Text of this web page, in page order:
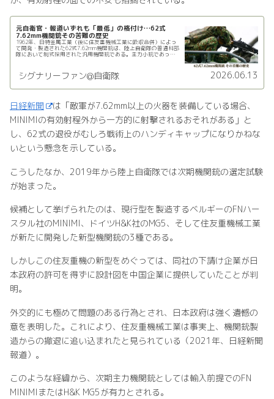
元自衛官・報道いずれも「最低」の格付け…62式
7.62mm機関銃その苦難の歴史
1962年、日特金属工業（後に住友重機械工業に吸収合併）によっ
て開発・製造された62式7.62mm機関銃は、陸上自衛隊の普通科部
隊において制式採用された汎用機関銃である。主力小銃であった
シグナリーファン@自衛隊 2026.06.13
日経新聞
は「敵軍が7.62mm以上の火器を装備している場合、
MINIMIの有効射程外から一方的に射撃されるおそれがある」と
し、62式の退役がむしろ戦術上のハンディキャップになりかねな
いという懸念を示している。
こうしたなか、2019年から陸上自衛隊では次期機関銃の選定試験
が始まった。
候補として挙げられたのは、現行型を製造するベルギーのFNハー
スタル社のMINIMI、ドイツH&K社のMG5、そして住友重機械工業
が新たに開発した新型機関銃の3種である。
しかしこの住友重機の新型をめぐっては、同社の下請け企業が日
本政府の許可を得ずに設計図を中国企業に提供していたことが判
明。
外交的にも極めて問題のある行為とされ、日本政府は強く遺憾の
意を表明した。これにより、住友重機械工業は事実上、機関銃製
造からの撤退に追い込まれたと見られている（2021年、日経新聞
報道）。
このような経緯から、次期主力機関銃としては輸入前提でのFN
MINIMIまたはH&K MG5が有力とされる。